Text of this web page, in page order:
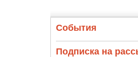
События
Подписка на